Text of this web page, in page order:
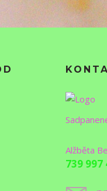
Alžběta
739 997